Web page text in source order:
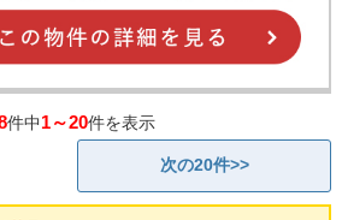
件中1～20件を表示
次の20件>>